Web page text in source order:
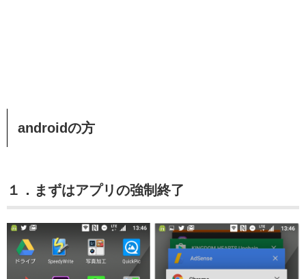
androidの方
１．まずはアプリの強制終了